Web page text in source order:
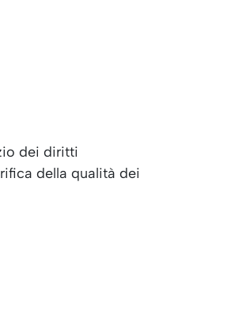
dei diritti
della qualità dei